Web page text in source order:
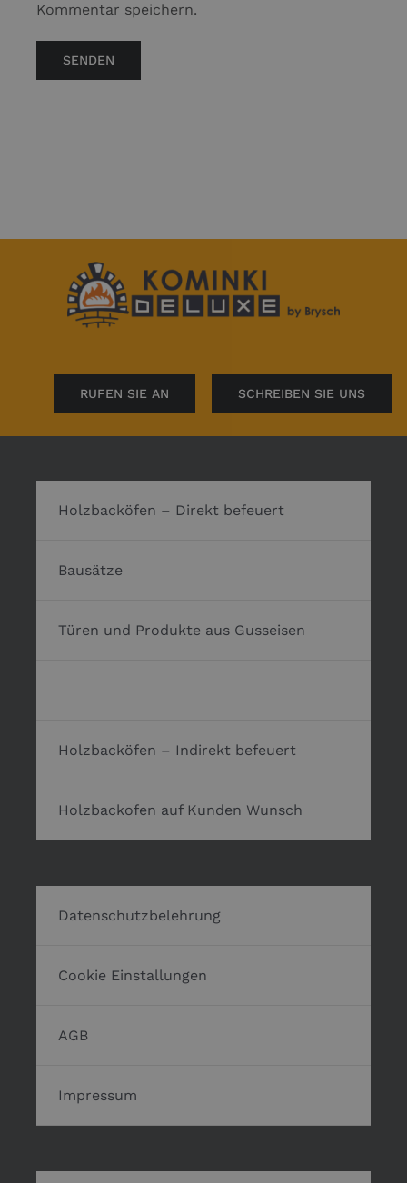
Kommentar speichern.
RUFEN SIE AN SCHREIBEN SIE UNS
Holzbacköfen – Direkt befeuert
Bausätze
Türen und Produkte aus Gusseisen
Holzbacköfen – Indirekt befeuert
Holzbackofen auf Kunden Wunsch
Datenschutzbelehrung
Cookie Einstallungen
AGB
Impressum